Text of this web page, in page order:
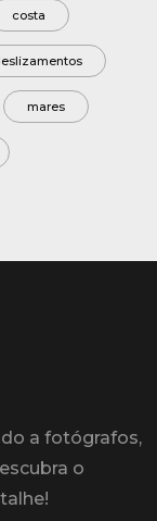
costa
mares
a fotógrafos,
o